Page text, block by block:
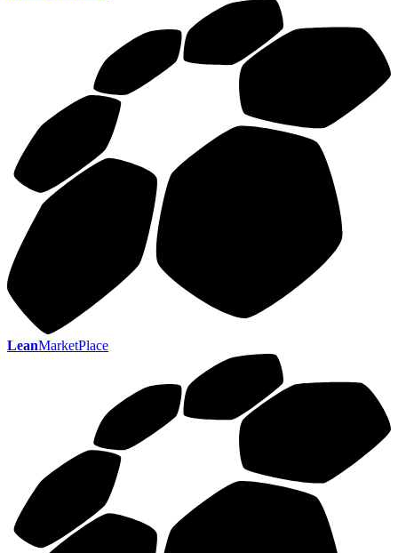
LeanMarketPlace